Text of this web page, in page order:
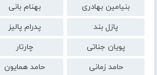
بنیامین بهادری
بهنام بانی
پازل بند
پدرام پالیز
پویان جناتی
چارتار
حامد زمانی
حامد همایون